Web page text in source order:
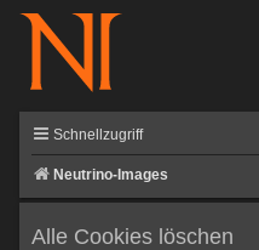
Schnellzugriff
Neutrino-Images
Alle Cookies löschen